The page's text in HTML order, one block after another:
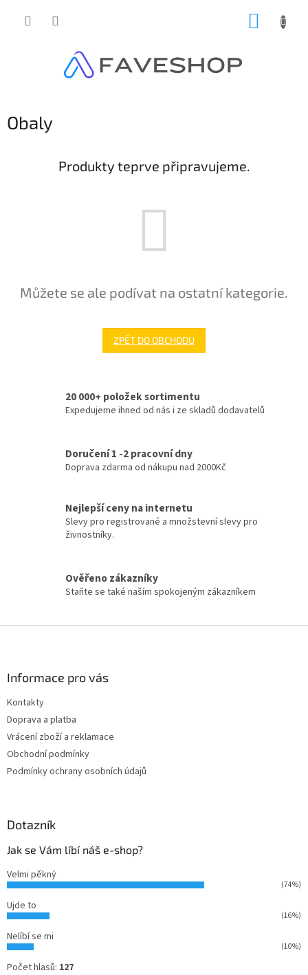
Obaly
Produkty teprve připravujeme.
Můžete se ale podívat na ostatní kategorie.
ZPĚT DO OBCHODU
20 000+ položek sortimentu
Expedujeme ihned od nás i ze skladů dodavatelů
Doručení 1 -2 pracovní dny
Doprava zdarma od nákupu nad 2000Kč
Nejlepší ceny na internetu
Slevy pro registrované a množstevní slevy pro
živnostníky.
Ověřeno zákazníky
Staňte se také naším spokojeným zákazníkem
Informace pro vás
Kontakty
Doprava a platba
Vrácení zboží a reklamace
Obchodní podmínky
Podmínky ochrany osobních údajů
Dotazník
Jak se Vám líbí náš e-shop?
Velmi pěkný
(74%)
Ujde to
(16%)
Nelíbí se mi
(10%)
Počet hlasů: 127